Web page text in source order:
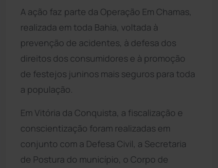
A ação faz parte da Operação Em Chamas,
realizada em toda Bahia, voltada à
prevenção de acidentes, à defesa dos
direitos dos consumidores e à promoção
de festejos juninos mais seguros para toda
a população.
Em Vitória da Conquista, a fiscalização e
conscientização foram realizadas em
conjunto com a Defesa Civil, a Secretaria
de Postura do município, o Corpo de